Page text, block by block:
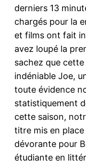
derniers 13
chargés pour la
et films ont fait
avez loupé la
sachez que
indéniable Joe,
toute évidence
statistiquement
cette saison,
titre mis en
dévorante pour
étudiante en